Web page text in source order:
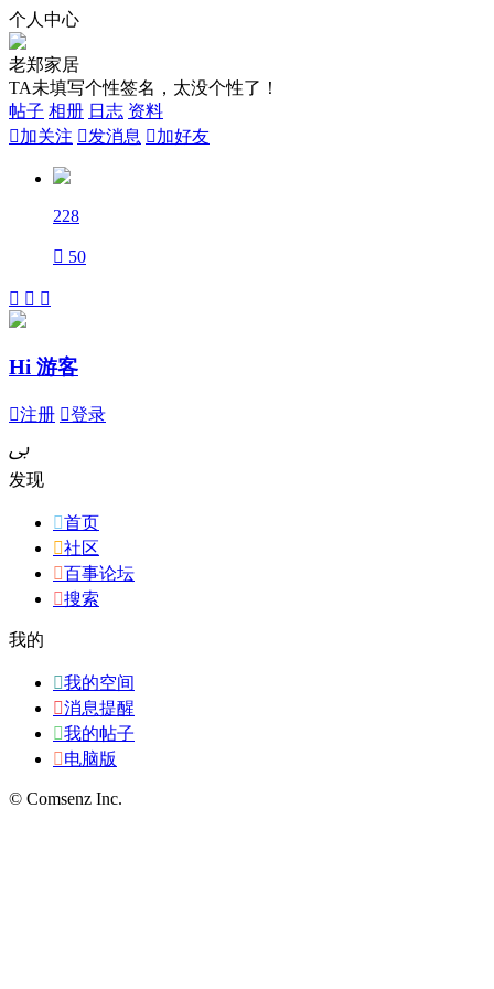
个人中心
老郑家居
TA未填写个性签名，太没个性了！
帖子 相册 日志 资料
加关注 发消息 加好友
228
 50
  
Hi 游客
注册 登录
ﰉ
发现
首页
社区
百事论坛
搜索
我的
我的空间
消息提醒
我的帖子
电脑版
© Comsenz Inc.